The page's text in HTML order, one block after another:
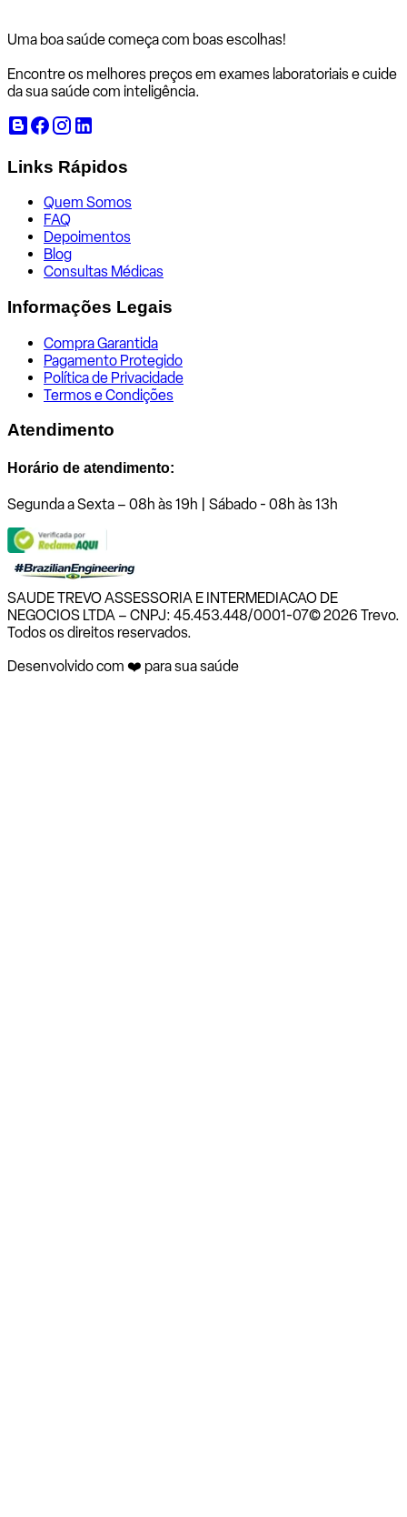
Uma boa saúde começa com boas escolhas!
Encontre os melhores preços em exames laboratoriais e cuide
da sua saúde com inteligência.
Links Rápidos
Quem Somos
FAQ
Depoimentos
Blog
Consultas Médicas
Informações Legais
Compra Garantida
Pagamento Protegido
Política de Privacidade
Termos e Condições
Atendimento
Horário de atendimento:
Segunda a Sexta – 08h às 19h | Sábado - 08h às 13h
SAUDE TREVO ASSESSORIA E INTERMEDIACAO DE
NEGOCIOS LTDA – CNPJ: 45.453.448/0001-07© 2026 Trevo.
Todos os direitos reservados.
Desenvolvido com ❤️ para sua saúde